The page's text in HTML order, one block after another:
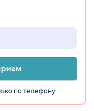
по телефону